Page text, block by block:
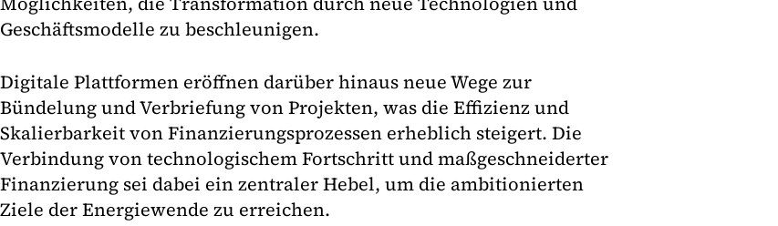
Geschäftsmodelle zu beschleunigen.
Digitale Plattformen eröffnen darüber hinaus neue Wege zur
Bündelung und Verbriefung von Projekten, was die Effizienz und
Skalierbarkeit von Finanzierungsprozessen erheblich steigert. Die
Verbindung von technologischem Fortschritt und maßgeschneiderter
Finanzierung sei dabei ein zentraler Hebel, um die ambitionierten
Ziele der Energiewende zu erreichen.